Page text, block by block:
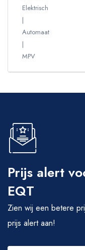
Elektrisch
Automaat
MPV
Prijs alert
EQT
Zien wij een betere
prijs alert aan!